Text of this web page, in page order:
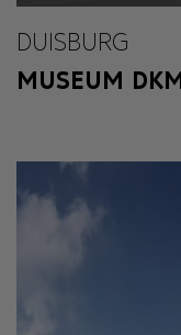
DUISBURG
MUSEUM DKM